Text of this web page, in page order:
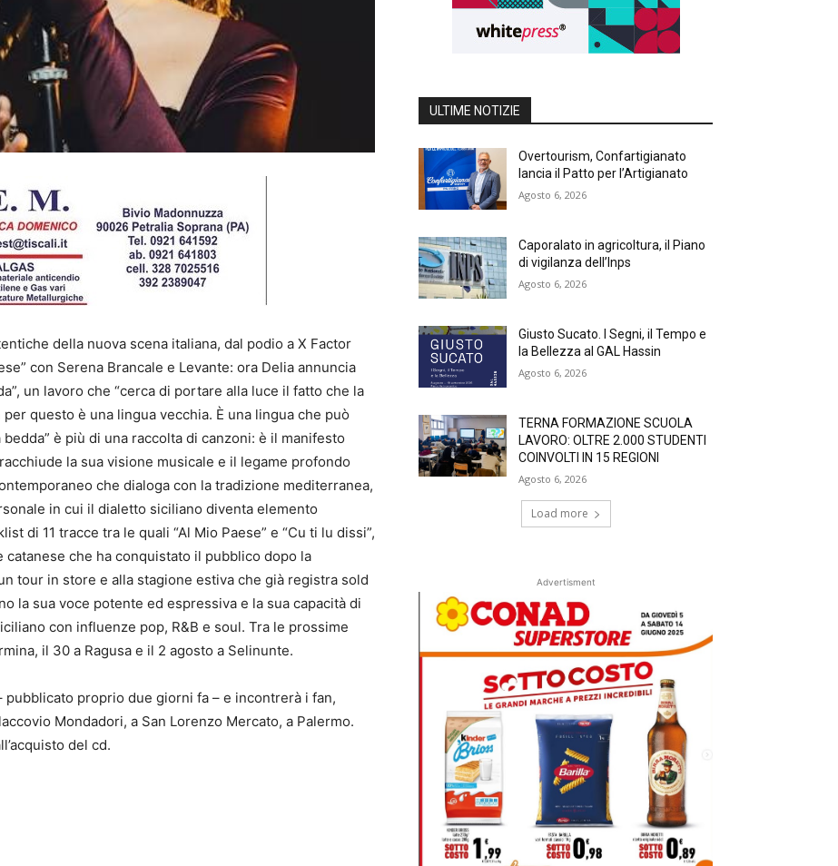
della nuova scena italiana, dal podio a X Factor
con Serena Brancale e Levante: ora Delia annuncia
un lavoro che “cerca di portare alla luce il fatto che la
questo è una lingua vecchia. È una lingua che può
è più di una raccolta di canzoni: è il manifesto
la sua visione musicale e il legame profondo
che dialoga con la tradizione mediterranea,
in cui il dialetto siciliano diventa elemento
di 11 tracce tra le quali “Al Mio Paese” e “Cu ti lu dissi”,
catanese che ha conquistato il pubblico dopo la
tour in store e alla stagione estiva che già registra sold
la sua voce potente ed espressiva e la sua capacità di
con influenze pop, R&B e soul. Tra le prossime
il 30 a Ragusa e il 2 agosto a Selinunte.
pubblicato proprio due giorni fa – e incontrerà i fan,
Mondadori, a San Lorenzo Mercato, a Palermo.
del cd.
ULTIME NOTIZIE
Overtourism, Confartigianato
lancia il Patto per l’Artigianato
Agosto 6, 2026
Caporalato in agricoltura, il Piano
di vigilanza dell’Inps
Agosto 6, 2026
Giusto Sucato. I Segni, il Tempo e
la Bellezza al GAL Hassin
Agosto 6, 2026
TERNA FORMAZIONE SCUOLA
LAVORO: OLTRE 2.000 STUDENTI
COINVOLTI IN 15 REGIONI
Agosto 6, 2026
Load more
Advertisment